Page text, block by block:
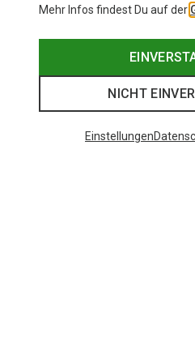
Mehr Infos findest Du auf der
NICHT
Einstellungen